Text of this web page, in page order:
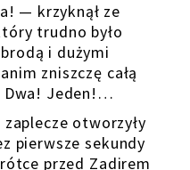
— krzyknął ze
trudno było
i dużymi
zniszczę całą
Dwa! Jeden!…
otworzyły
pierwsze sekundy
przed Zadirem